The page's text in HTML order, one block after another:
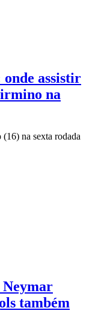
assistir
na
(16) na sexta rodada
Neymar
também